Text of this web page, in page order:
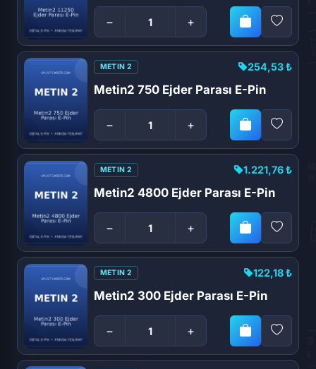
− +
METIN 2
Metin2 750 Ejder Parası E-Pin
− +
254,53 ₺
METIN 2
Metin2 4800 Ejder Parası E-Pin
− +
1.221,76 ₺
METIN 2
Metin2 300 Ejder Parası E-Pin
− +
122,18 ₺